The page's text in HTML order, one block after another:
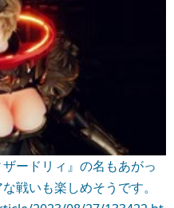
ードリィ』の名もあがっ
戦いも楽しめそうです。